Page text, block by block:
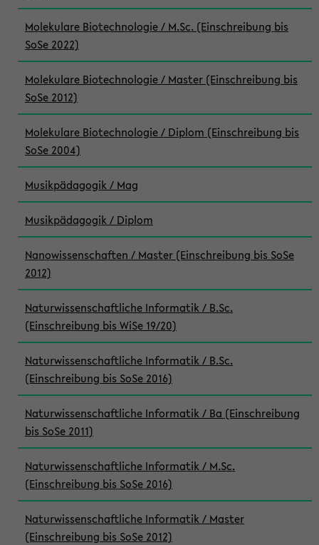
Molekulare Biotechnologie / M.Sc. (Einschreibung bis
SoSe 2022)
Molekulare Biotechnologie / Master (Einschreibung bis
SoSe 2012)
Molekulare Biotechnologie / Diplom (Einschreibung bis
SoSe 2004)
Musikpädagogik / Mag
Musikpädagogik / Diplom
Nanowissenschaften / Master (Einschreibung bis SoSe
2012)
Naturwissenschaftliche Informatik / B.Sc.
(Einschreibung bis WiSe 19/20)
Naturwissenschaftliche Informatik / B.Sc.
(Einschreibung bis SoSe 2016)
Naturwissenschaftliche Informatik / Ba (Einschreibung
bis SoSe 2011)
Naturwissenschaftliche Informatik / M.Sc.
(Einschreibung bis SoSe 2016)
Naturwissenschaftliche Informatik / Master
(Einschreibung bis SoSe 2012)